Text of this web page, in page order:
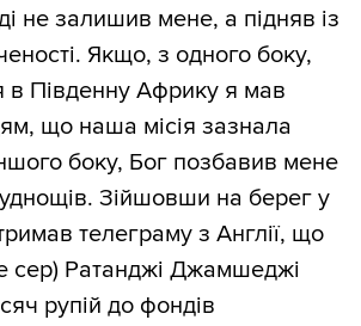
не залишив мене, а підняв із
Якщо, з одного боку,
в Південну Африку я мав
що наша місія зазнала
боку, Бог позбавив мене
Зійшовши на берег у
телеграму з Англії, що
сер) Ратанджі Джамшеджі
рупій до фондів